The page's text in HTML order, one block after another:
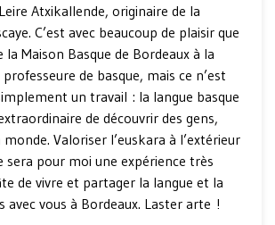
Atxikallende, originaire de la
C’est avec beaucoup de plaisir que
la Maison Basque de Bordeaux à la
de basque, mais ce n’est
un travail : la langue basque
de découvrir des gens,
Valoriser l’euskara à l’extérieur
sera pour moi une expérience très
de vivre et partager la langue et la
avec vous à Bordeaux. Laster arte !